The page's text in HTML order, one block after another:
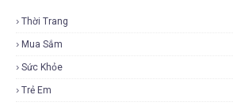
Thời Trang
Mua Sắm
Sức Khỏe
Trẻ Em